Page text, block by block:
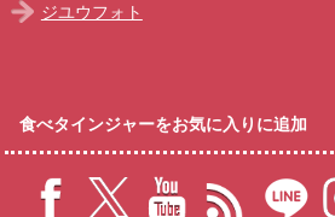
ジユウフォト
食べタインジャーをお気に入りに追加